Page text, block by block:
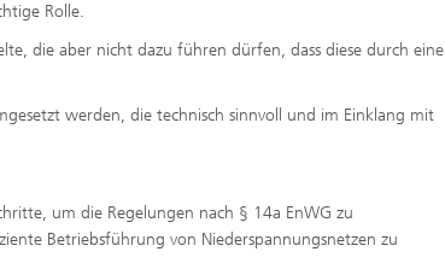
Rolle.
die aber nicht dazu führen dürfen, dass diese durch eine
werden, die technisch sinnvoll und im Einklang mit
um die Regelungen nach § 14a EnWG zu
Betriebsführung von Niederspannungsnetzen zu